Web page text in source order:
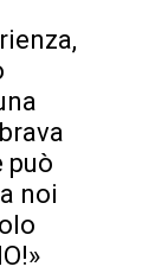
può
noi